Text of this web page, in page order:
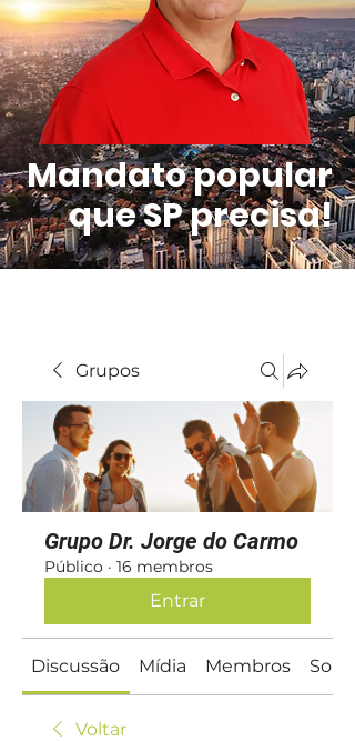
Mandato popular
que SP precisa!
Grupos
Grupo Dr. Jorge do Carmo
Público · 16 membros
Entrar
Discussão Mídia Membros Sobre
Voltar